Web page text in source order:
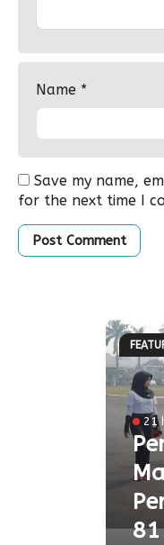
Name *
Save my name,
for the next time I
21
81